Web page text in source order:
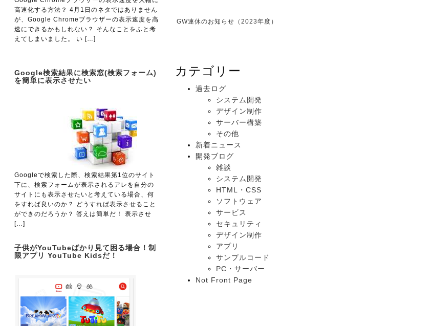
高速化する方法？ 4月1日のネタではありません
が、Google Chromeブラウザーの表示速度を高
速にできるかもしれない？ そんなことをふと考
えてしまいました。 い […]
Google検索結果に検索窓(検索フォーム)
を簡単に表示させたい
Googleで検索した際、検索結果第1位のサイト
下に、検索フォームが表示されるアレを自分の
サイトにも表示させたいと考えている場合、何
をすれば良いのか？ どうすれば表示させること
ができのだろうか？ 答えは簡単だ！ 表示させ
[…]
子供がYouTubeばかり見て困る場合！制
限アプリ YouTube Kidsだ！
GW連休のお知らせ（2023年度）
カテゴリー
過去ログ
システム開発
デザイン制作
サーバー構築
その他
新着ニュース
開発ブログ
雑談
システム開発
HTML・CSS
ソフトウェア
サービス
セキュリティ
デザイン制作
アプリ
サンプルコード
PC・サーバー
Not Front Page